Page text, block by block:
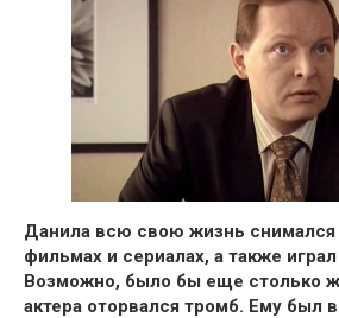
Данила всю свою жизнь снимался
фильмах и сериалах, а также играл
Возможно, было бы еще столько
актера оторвался тромб. Ему был